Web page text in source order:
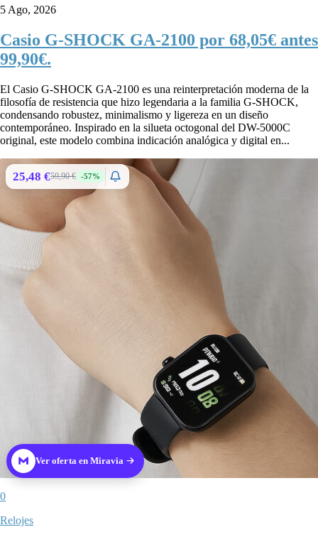
5 Ago, 2026
Casio G-SHOCK GA-2100 por 68,05€ antes
99,90€.
El Casio G-SHOCK GA-2100 es una reinterpretación moderna de la
filosofía de resistencia que hizo legendaria a la familia G-SHOCK,
condensando robustez, minimalismo y ligereza en un diseño
contemporáneo. Inspirado en la silueta octogonal del DW-5000C
original, este modelo combina indicación analógica y digital en...
25,48 €59,90 € -57%
Ver oferta en Miravia
0
Relojes